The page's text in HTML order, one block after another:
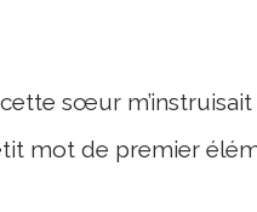
sœur m’instruisait
mot de premier